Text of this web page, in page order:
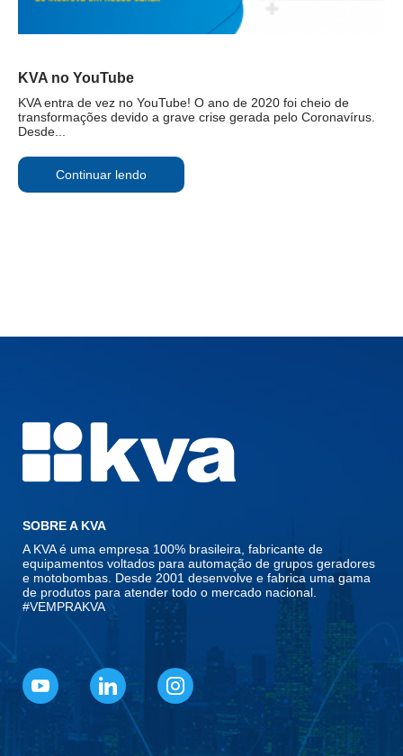
KVA no YouTube
KVA entra de vez no YouTube! O ano de 2020 foi cheio de
transformações devido a grave crise gerada pelo Coronavírus.
Desde...
Continuar lendo
SOBRE A KVA
A KVA é uma empresa 100% brasileira, fabricante de
equipamentos voltados para automação de grupos geradores
e motobombas. Desde 2001 desenvolve e fabrica uma gama
de produtos para atender todo o mercado nacional.
#VEMPRAKVA